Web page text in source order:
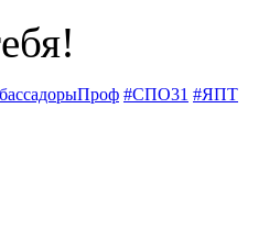
#СПО31 #ЯПТ